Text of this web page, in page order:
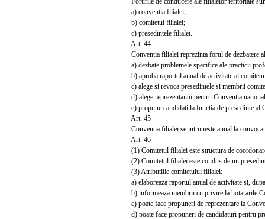
a) conventia filialei;
b) comitetul filialei;
c) presedintele filialei.
Art. 44
Conventia filialei reprezinta forul de dezbatere
a) dezbate problemele specifice ale practicii
b) aproba raportul anual de activitate al
c) alege si revoca presedintele si membrii
d) alege reprezentantii pentru Conventia
e) propune candidati la functia de presedinte
Art. 45
Conventia filialei se intruneste anual la
Art. 46
(1) Comitetul filialei este structura de
(2) Comitetul filialei este condus de un
(3) Atributiile comitetului filialei:
a) elaboreaza raportul anual de activitate si,
b) informeaza membrii cu privire la hotararile
c) poate face propuneri de reprezentare la
d) poate face propuneri de candidaturi pentru